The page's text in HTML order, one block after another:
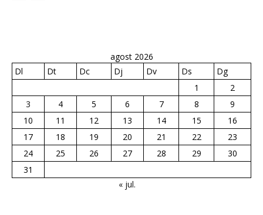
agost 2026
Dl
Dt Dc Dj Dv Ds
Dg
1
2
3
4 5 6 7 8
9
10
11 12 13 14 15
16
17
18 19 20 21 22
23
24
25 26 27 28 29
30
31
« jul.